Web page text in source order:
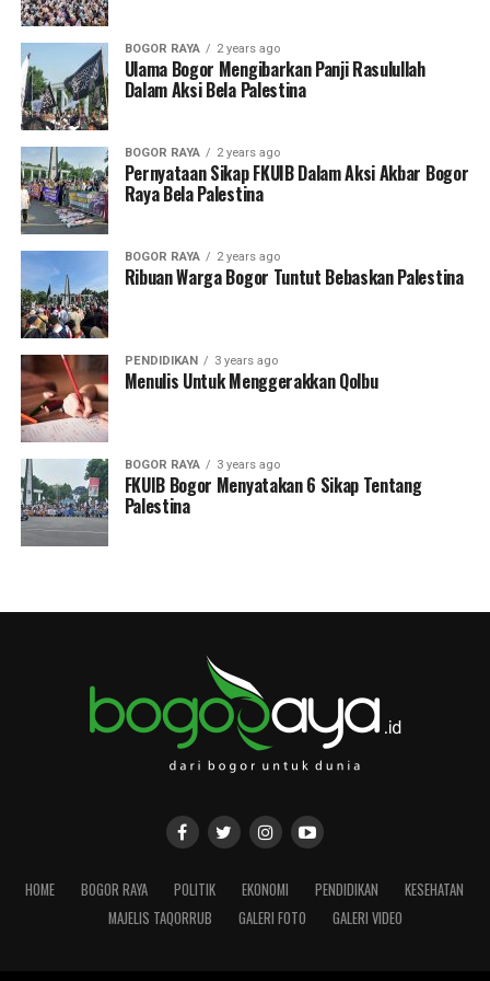
dan kerusakan yang ada pun bisa dihindari dan
dihilangkan.
Sudah saatnya bersegera kembali kepada hukum Allah
secara Kaffah dan hukumilah semua perkara kehidupan
dengannya.
Wallahua’lam. []
RELATED TOPICS: FEATURED
UP NEXT
Pemilu Dalam Negara Khilafah
Kecurangan Pilpres
BOGOR RAYA 2 years ago
Ulama Bogor Mengibarkan Panji Rasulullah
Dalam Aksi Bela Palestina
BOGOR RAYA 2 years ago
Pernyataan Sikap FKUIB Dalam Aksi Akbar Bogor
Raya Bela Palestina
BOGOR RAYA 2 years ago
Ribuan Warga Bogor Tuntut Bebaskan Palestina
PENDIDIKAN 3 years ago
Menulis Untuk Menggerakkan Qolbu
BOGOR RAYA 3 years ago
FKUIB Bogor Menyatakan 6 Sikap Tentang
Palestina
HOME BOGOR RAYA POLITIK EKONOMI PENDIDIKAN
KESEHATAN
MAJELIS TAQORRUB
GALERI FOTO GALERI VIDEO